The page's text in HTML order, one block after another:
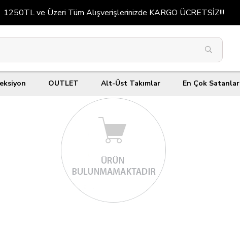
1250TL ve Üzeri Tüm Alışverişlerinizde KARGO ÜCRETSİZ!!!
OUTLET Alt-Üst Takımlar En Çok Satanlar